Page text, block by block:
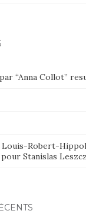
“Anna Collot”
Robert-
Stanislas